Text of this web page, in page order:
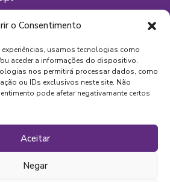
o Consentimento
experiências, usamos tecnologias como
aceder a informações do dispositivo.
nos permitirá processar dados, como
ou IDs exclusivos neste site. Não
pode afetar negativamante certos
Aceitar
Negar